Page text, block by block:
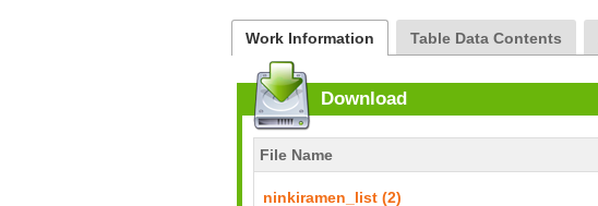
Work Information Table Data Contents
Download
File Name
ninkiramen_list (2)